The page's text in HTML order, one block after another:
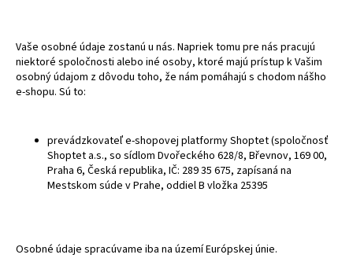
Vaše osobné údaje zostanú u nás. Napriek tomu pre nás pracujú
niektoré spoločnosti alebo iné osoby, ktoré majú prístup k Vašim
osobný údajom z dôvodu toho, že nám pomáhajú s chodom nášho
e-shopu. Sú to:
prevádzkovateľ e-shopovej platformy Shoptet (spoločnosť
Shoptet a.s., so sídlom Dvořeckého 628/8, Břevnov, 169 00,
Praha 6, Česká republika, IČ: 289 35 675, zapísaná na
Mestskom súde v Prahe, oddiel B vložka 25395
Osobné údaje spracúvame iba na území Európskej únie.